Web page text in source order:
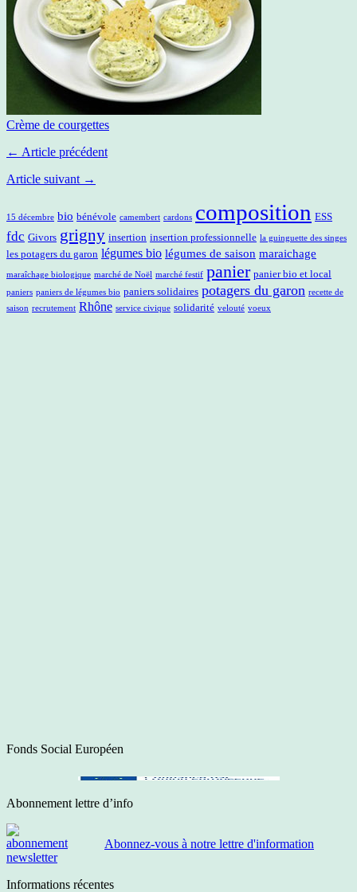
Crème de courgettes
← Article précédent
Article suivant →
15 décembre bio bénévole camembert cardons composition ESS
fdc Givors grigny insertion insertion professionnelle la guinguette des singes
les potagers du garon légumes bio légumes de saison maraichage
maraîchage biologique marché de Noël marché festif panier panier bio et local
paniers paniers de légumes bio paniers solidaires potagers du garon recette de
saison recrutement Rhône service civique solidarité velouté voeux
Fonds Social Européen
Abonnement lettre d’info
Abonnez-vous à notre lettre d'information
Informations récentes